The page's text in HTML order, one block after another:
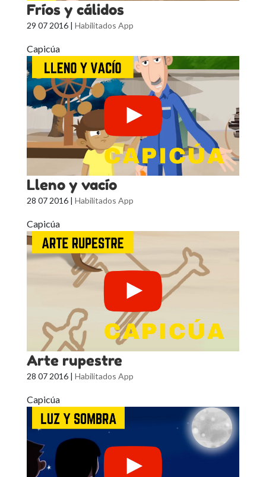
Fríos y cálidos
29 07 2016| Habilitados App
Capicúa
Lleno y vacío
28 07 2016| Habilitados App
Capicúa
Arte rupestre
28 07 2016| Habilitados App
Capicúa